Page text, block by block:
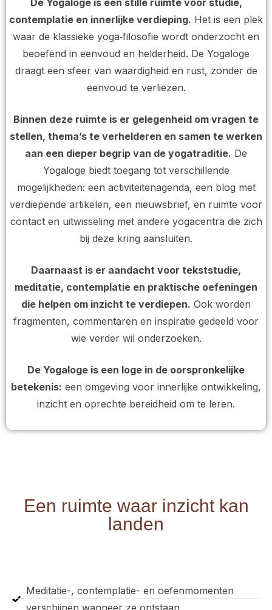
contemplatie en innerlijke verdieping. Het is een plek
waar de klassieke yoga‑filosofie wordt onderzocht en
beoefend in eenvoud en helderheid. De Yogaloge
draagt een sfeer van waardigheid en rust, zonder de
eenvoud te verliezen.
Binnen deze ruimte is er gelegenheid om vragen te
stellen, thema’s te verhelderen en samen te werken
aan een dieper begrip van de yogatraditie. De
Yogaloge biedt toegang tot verschillende
mogelijkheden: een activiteitenagenda, een blog met
verdiepende artikelen, een nieuwsbrief, en ruimte voor
contact en uitwisseling met andere yogacentra die zich
bij deze kring aansluiten.
Daarnaast is er aandacht voor tekststudie,
meditatie, contemplatie en praktische oefeningen
die helpen om inzicht te verdiepen. Ook worden
fragmenten, commentaren en inspiratie gedeeld voor
wie verder wil onderzoeken.
De Yogaloge is een loge in de oorspronkelijke
betekenis: een omgeving voor innerlijke ontwikkeling,
inzicht en oprechte bereidheid om te leren.
Een ruimte waar inzicht kan
landen
Meditatie-, contemplatie- en oefenmomenten
verschijnen wanneer ze ontstaan